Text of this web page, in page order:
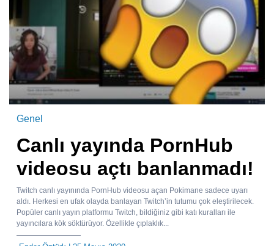
Genel
Canlı yayında PornHub
videosu açtı banlanmadı!
Twitch canlı yayınında PornHub videosu açan Pokimane sadece uyarı
aldı. Herkesi en ufak olayda banlayan Twitch’in tutumu çok eleştirilecek.
Popüler canlı yayın platformu Twitch, bildiğiniz gibi katı kuralları ile
yayıncılara kök söktürüyor. Özellikle çıplaklık...